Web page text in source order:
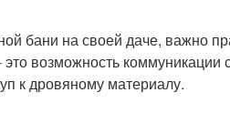
бани на своей даче, важно
возможность коммуникации
к дровяному материалу.